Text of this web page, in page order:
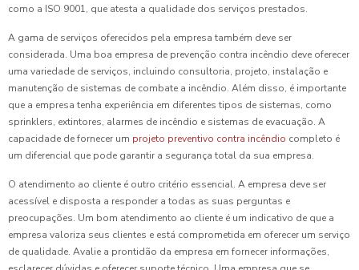
como a ISO 9001, que atesta a qualidade dos serviços prestados.
A gama de serviços oferecidos pela empresa também deve ser
considerada. Uma boa empresa de prevenção contra incêndio deve oferecer
uma variedade de serviços, incluindo consultoria, projeto, instalação e
manutenção de sistemas de combate a incêndio. Além disso, é importante
que a empresa tenha experiência em diferentes tipos de sistemas, como
sprinklers, extintores, alarmes de incêndio e sistemas de evacuação. A
capacidade de fornecer um projeto preventivo contra incêndio completo é
um diferencial que pode garantir a segurança total da sua empresa.
O atendimento ao cliente é outro critério essencial. A empresa deve ser
acessível e disposta a responder a todas as suas perguntas e
preocupações. Um bom atendimento ao cliente é um indicativo de que a
empresa valoriza seus clientes e está comprometida em oferecer um serviço
de qualidade. Avalie a prontidão da empresa em fornecer informações,